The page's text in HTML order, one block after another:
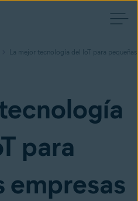
La mejor tecnología del IoT para
para
empresas